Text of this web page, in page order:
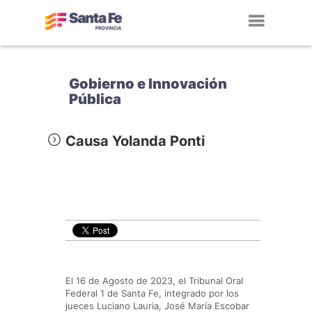
Gobierno e Innovación
Pública
Causa Yolanda Ponti
El 16 de Agosto de 2023, el Tribunal Oral
Federal 1 de Santa Fe, integrado por los
jueces Luciano Lauria, José María Escobar